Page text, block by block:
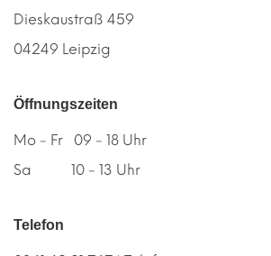
Dieskaustraß 459
04249 Leipzig
Öffnungszeiten
Mo - Fr 09 - 18 Uhr
Sa 10 - 13 Uhr
Telefon